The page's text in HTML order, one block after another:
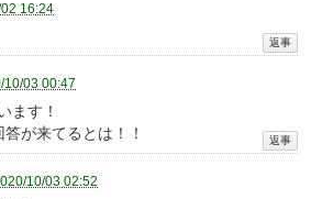
16:24
10/03 00:47
ます！
が来てるとは！！
10/03 02:52